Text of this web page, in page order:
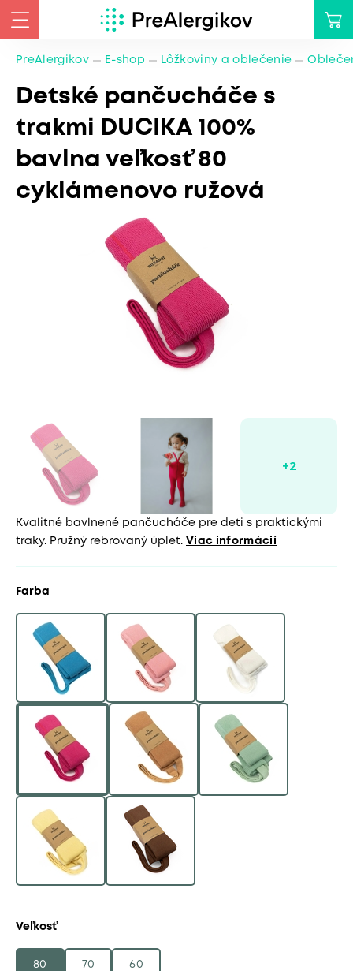
PreAlergikov E-shop Lôžkoviny a oblečenie
Detské pančucháče s
trakmi DUCIKA 100%
bavlna veľkosť 80
cyklámenovo ružová
Kvalitné bavlnené pančucháče pre deti s praktickými
traky. Pružný rebrovaný úplet. Viac informácií
Farba
Veľkosť
80 70 60